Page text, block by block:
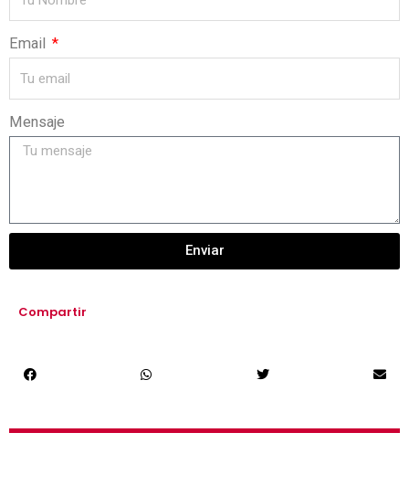
Email
Mensaje
Enviar
Compartir